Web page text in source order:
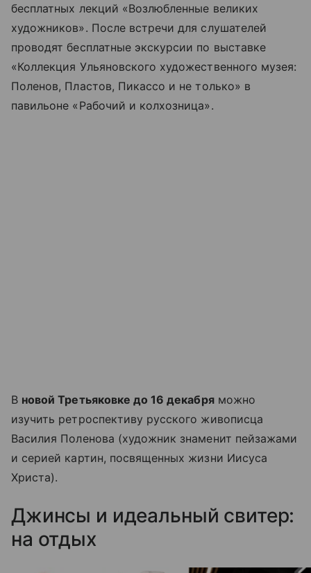
бесплатных лекций «Возлюбленные великих
художников». После встречи для слушателей
проводят бесплатные экскурсии по выставке
«Коллекция Ульяновского художественного музея:
Поленов, Пластов, Пикассо и не только» в
павильоне «Рабочий и колхозница».
В новой Третьяковке до 16 декабряможно
изучить ретроспективу русского живописца
Василия Поленова (художник знаменит пейзажами
и серией картин, посвященных жизни Иисуса
Христа).
Джинсы и идеальный свитер:
на отдых